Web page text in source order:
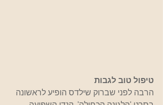
טיפול טוב לגבות
הרבה לפני שברוק שילדס הופיע לראשונה